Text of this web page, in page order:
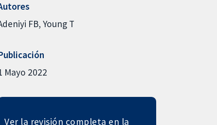
FB Young T
Mayo 2022
Ver la revisión completa en la